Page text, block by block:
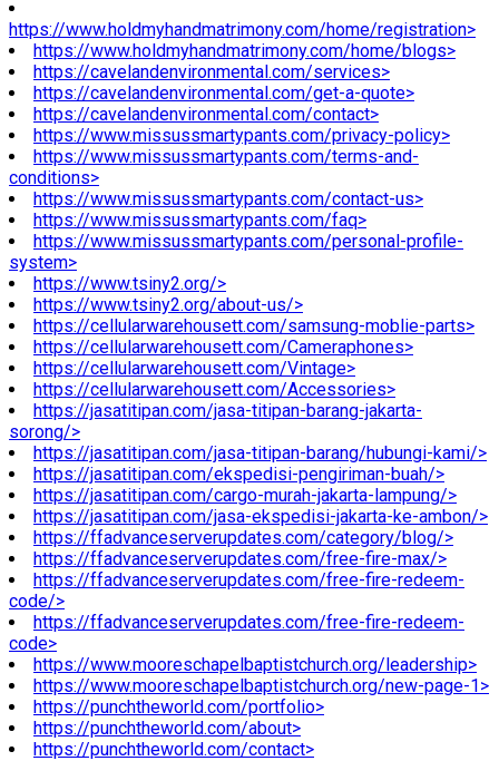
https://www.holdmyhandmatrimony.com/home/registration>
https://www.holdmyhandmatrimony.com/home/blogs>
https://cavelandenvironmental.com/services>
https://cavelandenvironmental.com/get-a-quote>
https://cavelandenvironmental.com/contact>
https://www.missussmartypants.com/privacy-policy>
https://www.missussmartypants.com/terms-and-
conditions>
https://www.missussmartypants.com/contact-us>
https://www.missussmartypants.com/faq>
https://www.missussmartypants.com/personal-profile-
system>
https://www.tsiny2.org/>
https://www.tsiny2.org/about-us/>
https://cellularwarehousett.com/samsung-moblie-parts>
https://cellularwarehousett.com/Cameraphones>
https://cellularwarehousett.com/Vintage>
https://cellularwarehousett.com/Accessories>
https://jasatitipan.com/jasa-titipan-barang-jakarta-
sorong/>
https://jasatitipan.com/jasa-titipan-barang/hubungi-kami/>
https://jasatitipan.com/ekspedisi-pengiriman-buah/>
https://jasatitipan.com/cargo-murah-jakarta-lampung/>
https://jasatitipan.com/jasa-ekspedisi-jakarta-ke-ambon/>
https://ffadvanceserverupdates.com/category/blog/>
https://ffadvanceserverupdates.com/free-fire-max/>
https://ffadvanceserverupdates.com/free-fire-redeem-
code/>
https://ffadvanceserverupdates.com/free-fire-redeem-
code>
https://www.mooreschapelbaptistchurch.org/leadership>
https://www.mooreschapelbaptistchurch.org/new-page-1>
https://punchtheworld.com/portfolio>
https://punchtheworld.com/about>
https://punchtheworld.com/contact>